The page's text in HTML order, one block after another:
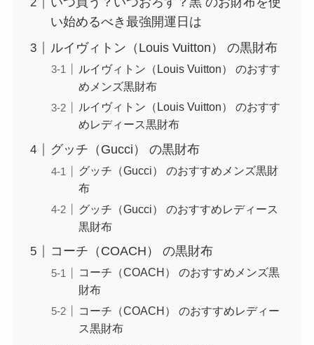
い始めるべき最強開運日は
ルイヴィトン（Louis Vuitton） の黒財布
ルイヴィトン（Louis Vuitton） のおすす
めメンズ黒財布
ルイヴィトン（Louis Vuitton） のおすす
めレディース黒財布
グッチ（Gucci） の黒財布
グッチ（Gucci） のおすすめメンズ黒財
布
グッチ（Gucci） のおすすめレディース
黒財布
コーチ（COACH） の黒財布
コーチ（COACH） のおすすめメンズ黒
財布
コーチ（COACH） のおすすめレディー
ス黒財布